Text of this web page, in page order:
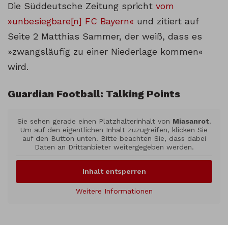
Die Süddeutsche Zeitung spricht vom
»unbesiegbare[n] FC Bayern« und zitiert auf
Seite 2 Matthias Sammer, der weiß, dass es
»zwangsläufig zu einer Niederlage kommen«
wird.
Guardian Football: Talking Points
Sie sehen gerade einen Platzhalterinhalt von Miasanrot.
Um auf den eigentlichen Inhalt zuzugreifen, klicken Sie
auf den Button unten. Bitte beachten Sie, dass dabei
Daten an Drittanbieter weitergegeben werden.
Inhalt entsperren
Weitere Informationen